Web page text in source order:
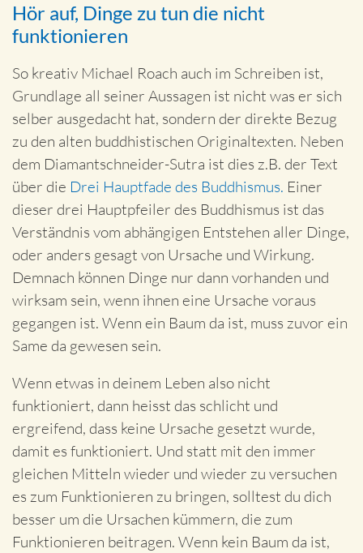
Hör auf, Dinge zu tun die nicht
funktionieren
So kreativ Michael Roach auch im Schreiben ist,
Grundlage all seiner Aussagen ist nicht was er sich
selber ausgedacht hat, sondern der direkte Bezug
zu den alten buddhistischen Originaltexten. Neben
dem Diamantschneider-Sutra ist dies z.B. der Text
über die Drei Hauptfade des Buddhismus. Einer
dieser drei Hauptpfeiler des Buddhismus ist das
Verständnis vom abhängigen Entstehen aller Dinge,
oder anders gesagt von Ursache und Wirkung.
Demnach können Dinge nur dann vorhanden und
wirksam sein, wenn ihnen eine Ursache voraus
gegangen ist. Wenn ein Baum da ist, muss zuvor ein
Same da gewesen sein.
Wenn etwas in deinem Leben also nicht
funktioniert, dann heisst das schlicht und
ergreifend, dass keine Ursache gesetzt wurde,
damit es funktioniert. Und statt mit den immer
gleichen Mitteln wieder und wieder zu versuchen
es zum Funktionieren zu bringen, solltest du dich
besser um die Ursachen kümmern, die zum
Funktionieren beitragen. Wenn kein Baum da ist,